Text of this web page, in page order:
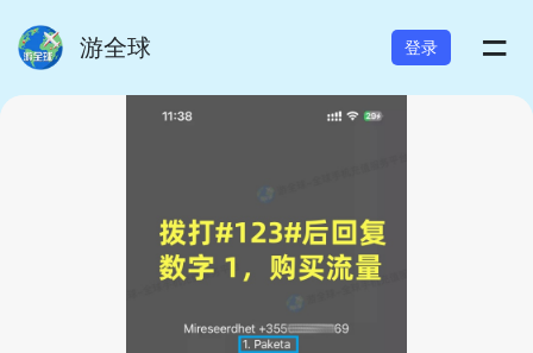
游全球 登录 =